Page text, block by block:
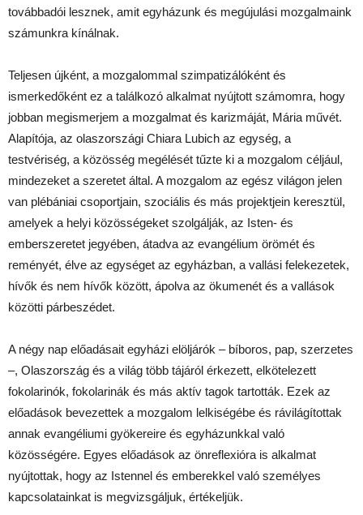
továbbadói lesznek, amit egyházunk és megújulási mozgalmaink
számunkra kínálnak.
Teljesen újként, a mozgalommal szimpatizálóként és
ismerkedőként ez a találkozó alkalmat nyújtott számomra, hogy
jobban megismerjem a mozgalmat és karizmáját, Mária művét.
Alapítója, az olaszországi Chiara Lubich az egység, a
testvériség, a közösség megélését tűzte ki a mozgalom céljául,
mindezeket a szeretet által. A mozgalom az egész világon jelen
van plébániai csoportjain, szociális és más projektjein keresztül,
amelyek a helyi közösségeket szolgálják, az Isten- és
emberszeretet jegyében, átadva az evangélium örömét és
reményét, élve az egységet az egyházban, a vallási felekezetek,
hívők és nem hívők között, ápolva az ökumenét és a vallások
közötti párbeszédet.
A négy nap előadásait egyházi elöljárók – bíboros, pap, szerzetes
–, Olaszország és a világ több tájáról érkezett, elkötelezett
fokolarinók, fokolarinák és más aktív tagok tartották. Ezek az
előadások bevezettek a mozgalom lelkiségébe és rávilágítottak
annak evangéliumi gyökereire és egyházunkkal való
közösségére. Egyes előadások az önreflexióra is alkalmat
nyújtottak, hogy az Istennel és emberekkel való személyes
kapcsolatainkat is megvizsgáljuk, értékeljük.